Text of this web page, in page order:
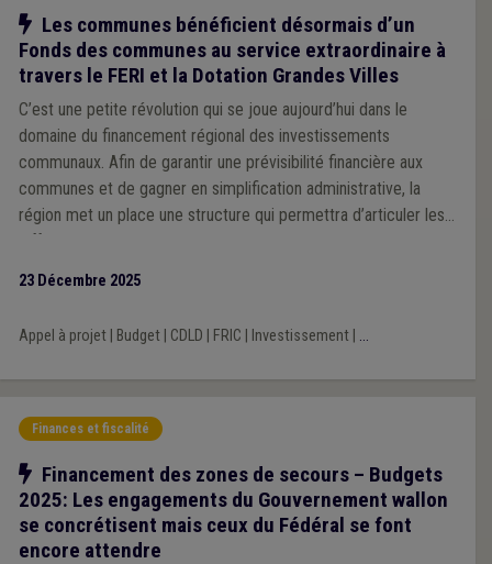
Notre action
Les communes bénéficient désormais d’un
Fonds des communes au service extraordinaire à
travers le FERI et la Dotation Grandes Villes
C’est une petite révolution qui se joue aujourd’hui dans le
domaine du financement régional des investissements
communaux. Afin de garantir une prévisibilité financière aux
communes et de gagner en simplification administrative, la
région met un place une structure qui permettra d’articuler les
années.
23 Décembre 2025
Appel à projet| Budget| CDLD FRIC Investissement| ...
Finances et fiscalité
Notre action
Financement des zones de secours – Budgets
2025: Les engagements du Gouvernement wallon
se concrétisent mais ceux du Fédéral se font
encore attendre